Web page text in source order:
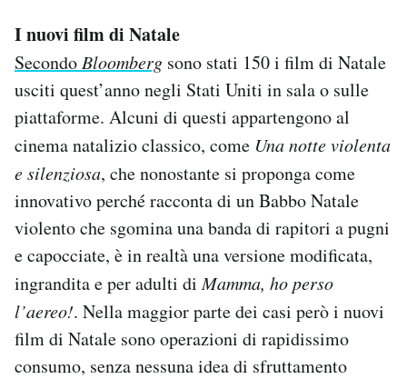
I nuovi film di Natale
Secondo Bloomberg sono stati 150 i film di Natale
usciti quest’anno negli Stati Uniti in sala o sulle
piattaforme. Alcuni di questi appartengono al
cinema natalizio classico, come Una notte violenta
e silenziosa, che nonostante si proponga come
innovativo perché racconta di un Babbo Natale
violento che sgomina una banda di rapitori a pugni
e capocciate, è in realtà una versione modificata,
ingrandita e per adulti diMamma, ho perso
l’aereo!. Nella maggior parte dei casi però i nuovi
film di Natale sono operazioni di rapidissimo
consumo, senza nessuna idea di sfruttamento